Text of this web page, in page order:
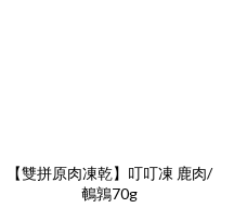
【雙拼原肉凍乾】叮叮凍 鹿肉/
鵪鶉70g